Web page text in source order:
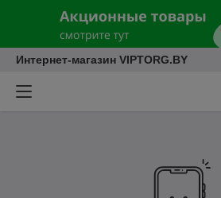
Интернет-магазин VIPTORG.BY